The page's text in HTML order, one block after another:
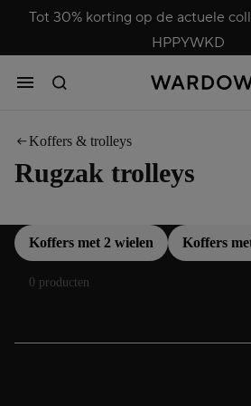
Tot 30% korting op de actuele
HPPYWKD
Koffers & trolleys
Rugzak trolleys
Koffers met 2 wielen Koffers
0 producten